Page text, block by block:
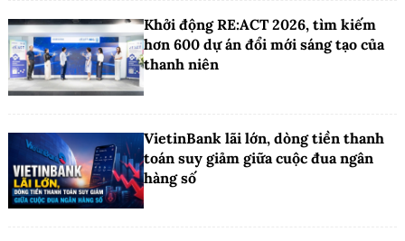
Khởi động RE:ACT 2026, tìm kiếm
hơn 600 dự án đổi mới sáng tạo của
thanh niên
VietinBank lãi lớn, dòng tiền thanh
toán suy giảm giữa cuộc đua ngân
hàng số